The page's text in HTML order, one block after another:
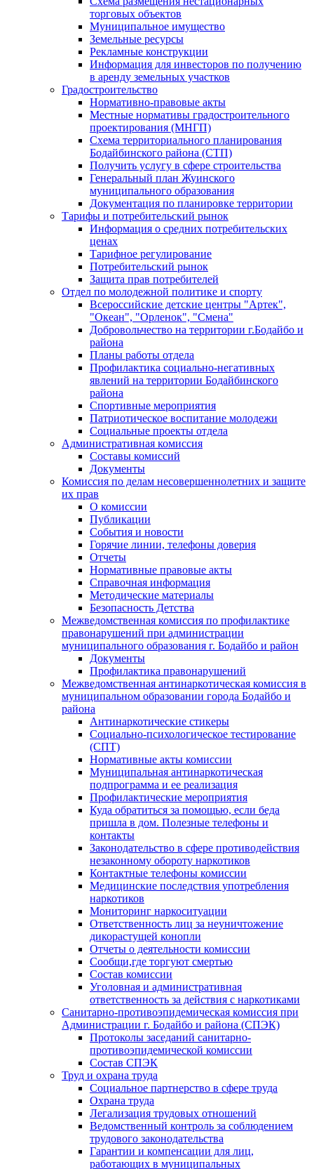
торговых объектов
Муниципальное имущество
Земельные ресурсы
Рекламные конструкции
Информация для инвесторов по получению
в аренду земельных участков
Градостроительство
Нормативно-правовые акты
Местные нормативы градостроительного
проектирования (МНГП)
Схема территориального планирования
Бодайбинского района (СТП)
Получить услугу в сфере строительства
Генеральный план Жуинского
муниципального образования
Документация по планировке территории
Тарифы и потребительский рынок
Информация о средних потребительских
ценах
Тарифное регулирование
Потребительский рынок
Защита прав потребителей
Отдел по молодежной политике и спорту
Всероссийские детские центры "Артек",
"Океан", "Орленок", "Смена"
Добровольчество на территории г.Бодайбо и
района
Планы работы отдела
Профилактика социально-негативных
явлений на территории Бодайбинского
района
Спортивные мероприятия
Патриотическое воспитание молодежи
Социальные проекты отдела
Административная комиссия
Составы комиссий
Документы
Комиссия по делам несовершеннолетних и защите
их прав
О комиссии
Публикации
События и новости
Горячие линии, телефоны доверия
Отчеты
Нормативные правовые акты
Справочная информация
Методические материалы
Безопасность Детства
Межведомственная комиссия по профилактике
правонарушений при администрации
муниципального образования г. Бодайбо и район
Документы
Профилактика правонарушений
Межведомственная антинаркотическая комиссия в
муниципальном образовании города Бодайбо и
района
Антинаркотические стикеры
Социально-психологическое тестирование
(СПТ)
Нормативные акты комиссии
Муниципальная антинаркотическая
подпрограмма и ее реализация
Профилактические мероприятия
Куда обратиться за помощью, если беда
пришла в дом. Полезные телефоны и
контакты
Законодательство в сфере противодействия
незаконному обороту наркотиков
Контактные телефоны комиссии
Медицинские последствия употребления
наркотиков
Мониторинг наркоситуации
Ответственность лиц за неуничтожение
дикорастущей конопли
Отчеты о деятельности комиссии
Сообщи,где торгуют смертью
Состав комиссии
Уголовная и административная
ответственность за действия с наркотиками
Санитарно-противоэпидемическая комиссия при
Администрации г. Бодайбо и района (СПЭК)
Протоколы заседаний санитарно-
противоэпидемической комиссии
Состав СПЭК
Труд и охрана труда
Социальное партнерство в сфере труда
Охрана труда
Легализация трудовых отношений
Ведомственный контроль за соблюдением
трудового законодательства
Гарантии и компенсации для лиц,
работающих в муниципальных